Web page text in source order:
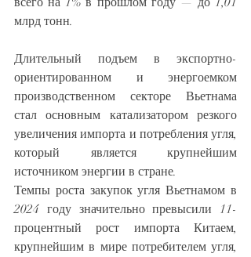
млрд тонн.
Длительный подъем в экспортно-
ориентированном и энергоемком
производственном секторе Вьетнама
стал основным катализатором резкого
увеличения импорта и потребления угля,
который является крупнейшим
источником энергии в стране.
Темпы роста закупок угля Вьетнамом в
2024 году значительно превысили 11-
процентный рост импорта Китаем,
крупнейшим в мире потребителем угля,